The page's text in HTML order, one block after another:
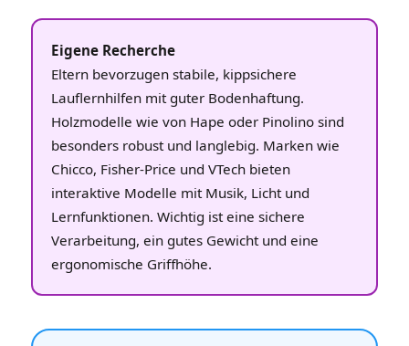
Eigene Recherche
Eltern bevorzugen stabile, kippsichere
Lauflernhilfen mit guter Bodenhaftung.
Holzmodelle wie von Hape oder Pinolino sind
besonders robust und langlebig. Marken wie
Chicco, Fisher‑Price und VTech bieten
interaktive Modelle mit Musik, Licht und
Lernfunktionen. Wichtig ist eine sichere
Verarbeitung, ein gutes Gewicht und eine
ergonomische Griffhöhe.